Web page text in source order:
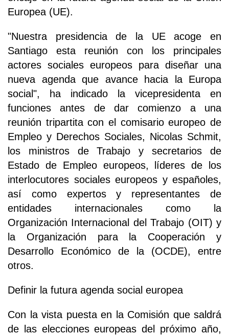
Europea (UE).
"Nuestra presidencia de la UE acoge en
Santiago esta reunión con los principales
actores sociales europeos para diseñar una
nueva agenda que avance hacia la Europa
social", ha indicado la vicepresidenta en
funciones antes de dar comienzo a una
reunión tripartita con el comisario europeo de
Empleo y Derechos Sociales, Nicolas Schmit,
los ministros de Trabajo y secretarios de
Estado de Empleo europeos, líderes de los
interlocutores sociales europeos y españoles,
así como expertos y representantes de
entidades internacionales como la
Organización Internacional del Trabajo (OIT) y
la Organización para la Cooperación y
Desarrollo Económico de la (OCDE), entre
otros.
Definir la futura agenda social europea
Con la vista puesta en la Comisión que saldrá
de las elecciones europeas del próximo año,